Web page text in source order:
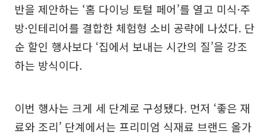
반을 제안하는 ‘홈 다이닝 토털 페어’를 열고 미식·주
방·인테리어를 결합한 체험형 소비 공략에 나섰다. 단
순 할인 행사보다 ‘집에서 보내는 시간의 질’을 강조
하는 방식이다.
이번 행사는 크게 세 단계로 구성됐다. 먼저 ‘좋은 재
료와 조리’ 단계에서는 프리미엄 식재료 브랜드 올가